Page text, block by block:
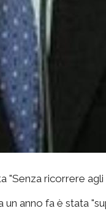
"Senza ricorrere agli
anno fa è stata